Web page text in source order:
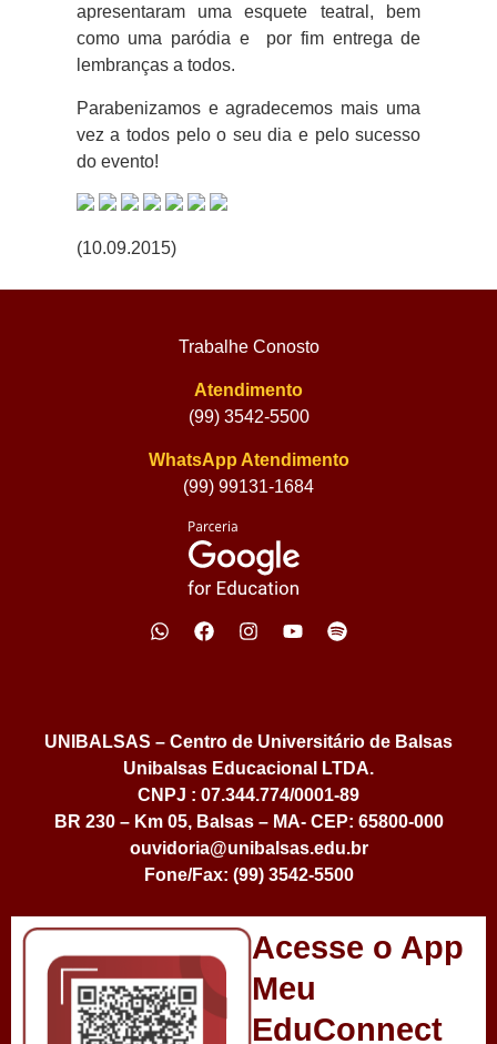
apresentaram uma esquete teatral, bem
como uma paródia e por fim entrega de
lembranças a todos.
Parabenizamos e agradecemos mais uma
vez a todos pelo o seu dia e pelo sucesso
do evento!
(10.09.2015)
Trabalhe Conosto
Atendimento
(99) 3542-5500
WhatsApp Atendimento
(99) 99131-1684
UNIBALSAS – Centro de Universitário de Balsas
Unibalsas Educacional LTDA.
CNPJ : 07.344.774/0001-89
BR 230 – Km 05, Balsas – MA- CEP: 65800-000
ouvidoria@unibalsas.edu.br
Fone/Fax: (99) 3542-5500
Acesse o App
Meu
EduConnect